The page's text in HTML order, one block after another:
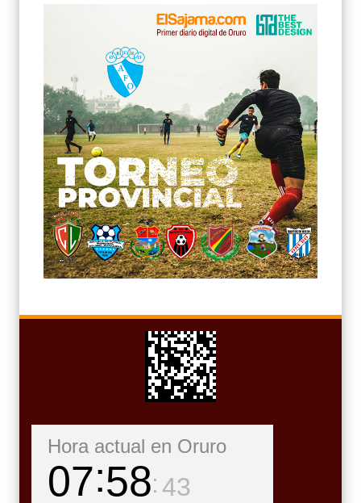
Hora actual en Oruro
07 58 44